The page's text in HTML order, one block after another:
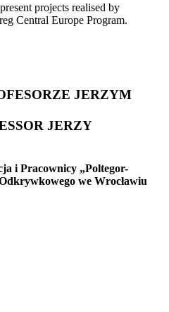
projects realised by
Central Europe Program.
JERZYM
JERZY
i Pracownicy „Poltegor-
we Wrocławiu